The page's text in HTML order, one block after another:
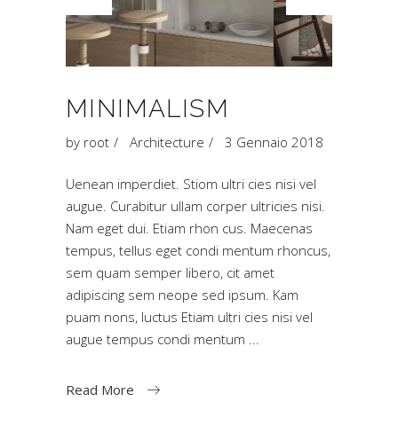
MINIMALISM
by root Architecture 3 Gennaio 2018
Uenean imperdiet. Stiom ultri cies nisi vel
augue. Curabitur ullam corper ultricies nisi.
Nam eget dui. Etiam rhon cus. Maecenas
tempus, tellus eget condi mentum rhoncus,
sem quam semper libero, cit amet
adipiscing sem neope sed ipsum. Kam
puam nons, luctus Etiam ultri cies nisi vel
augue tempus condi mentum
Read More